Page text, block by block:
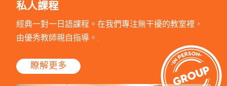
私人課程
經典一對一日語課程。在我們專注無干擾的教室裡，
由優秀教師親自指導。.
瞭解更多